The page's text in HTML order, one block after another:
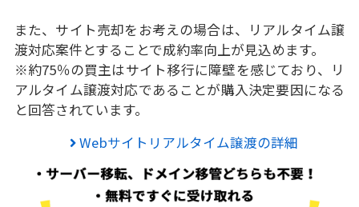
また、サイト売却をお考えの場合は、リアルタイム譲
渡対応案件とすることで成約率向上が見込めます。
※約75％の買主はサイト移行に障壁を感じており、リ
アルタイム譲渡対応であることが購入決定要因になる
と回答されています。
Webサイトリアルタイム譲渡の詳細